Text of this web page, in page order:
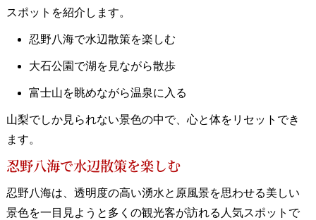
スポットを紹介します。
忍野八海で水辺散策を楽しむ
大石公園で湖を見ながら散歩
富士山を眺めながら温泉に入る
山梨でしか見られない景色の中で、心と体をリセットでき
ます。
忍野八海で水辺散策を楽しむ
忍野八海は、透明度の高い湧水と原風景を思わせる美しい
景色を一目見ようと多くの観光客が訪れる人気スポットで